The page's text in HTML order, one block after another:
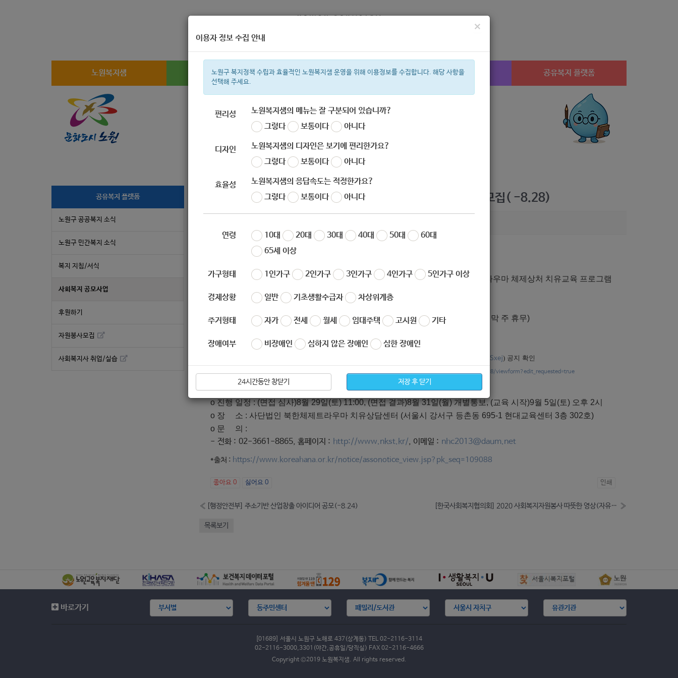
노원복지샘 복지정보 복지서비스 신청 복지시설찾기 공유복지 플랫폼
복지관 지원금 이용시설 ìº 성민복지관 공모 월세
×
이용자 정보 수집 안내
노원구 복지정책 수립과 효율적인 노원복지샘 운영을 위해 이용정보를 수집합니다. 해당 사항을
선택해 주세요.
편리성
노원복지샘의 메뉴는 잘 구분되어 있습니까?
그렇다
보통이다 아니다
디자인
노원복지샘의 디자인은 보기에 편리한가요?
그렇다
보통이다 아니다
효율성
노원복지샘의 응답속도는 적정한가요?
그렇다
보통이다 아니다
연령 10대 20대 30대 40대 50대
60대
65세 이상
가구형태 1인가구 2인가구 3인가구 4인가구 5인가구 이상
경제상황 일반 기초생활수급자 차상위계층
주거형태 자가 전세 월세 임대주택 고시원 기타
장애여부 비장애인 심하지 않은 장애인 심한 장애인
24시간동안 창닫기 저장 후 닫기
공유복지 플랫폼
노원구 공공복지 소식
노원구 민간복지 소식
복지 지침/서식
사회복지 공모사업
후원하기
자원봉사모집
사회복지사 취업/실습
[북한체제트라우마치유상담센터] NKST 치유교육 장학생 모집( -8.28)
아름다운 통일을 준비하는 북한체제트라우마치유상담센터에서 북한체제트라우마 체제상처 치유교육 프로그램
에 참여할 탈북민 치유교육장학생을 모집합니다.
o 교육기간 : 약 6개월(심리교육, 심리상담)
o 교육시간 :매주 토요일 14시 ~ 18시, 일요일 10시 30분 ~ 13시 30분(매월 마지막 주 휴무)
o 신청방법
https://pf.kakao.com/_rzSxej)공지 확인
https://docs.google.com/forms/d/1M7ImWrGaNOFL9HqanZPLCsqI1kPklsVbIzsG102xiw8/viewform?edit_requested=true
o 신청 마감 : 8월 28일(금) 오후 6시
o 진행 일정 : (면접 심사)8월 29일(토) 11:00, (면접 결과)8월 31일(월) 개별통보, (교육 시작)9월 5일(토) 오후 2시
o 장 소 : 사단법인 북한체제트라우마 치유상담센터 (서울시 강서구 등촌동 695-1 현대교육센터 3층 302호)
o 문 의 :
- 전화 : 02-3661-8865, 홈페이지 : http://www.nkst.kr/, 이메일 : nhc2013@daum.net
*출처 : https://www.koreahana.or.kr/notice/assonotice_view.jsp?pk_seq=109088
좋아요 0 싫어요 0 인쇄
« [행정안전부] 주소기반 산업창출 아이디어 공모(-8.24) [한국사회복지협의회] 2020 사회복지자원봉사 따뜻한 영상(자유/프로그램) 및 이야기 공모전( -8.28) »
목록보기
바로가기
[01689] 서울시 노원구 노해로 437(상계동) TEL 02-2116-3114
02-2116-3000,3301(야간,공휴일/당직실) FAX 02-2116-4666
Copyright ©2019 노원복지샘. All rights reserved.